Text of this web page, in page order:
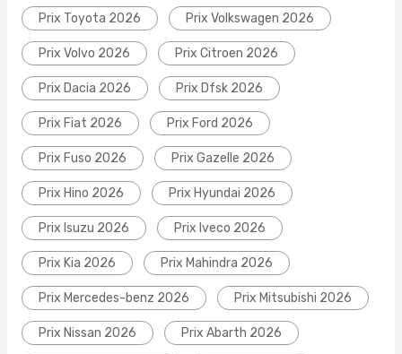
Prix Toyota 2026 Prix Volkswagen 2026
Prix Volvo 2026 Prix Citroen 2026
Prix Dacia 2026 Prix Dfsk 2026
Prix Fiat 2026 Prix Ford 2026
Prix Fuso 2026 Prix Gazelle 2026
Prix Hino 2026 Prix Hyundai 2026
Prix Isuzu 2026 Prix Iveco 2026
Prix Kia 2026 Prix Mahindra 2026
Prix Mercedes-benz 2026 Prix Mitsubishi 2026
Prix Nissan 2026 Prix Abarth 2026